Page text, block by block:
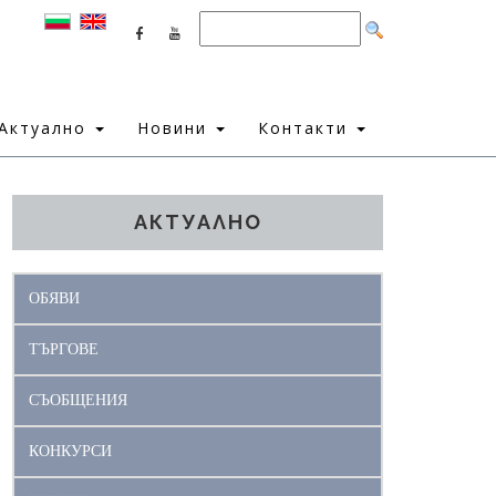
Новини Контакти
АКТУАЛНО
ОБЯВИ
ТЪРГОВЕ
СЪОБЩЕНИЯ
КОНКУРСИ